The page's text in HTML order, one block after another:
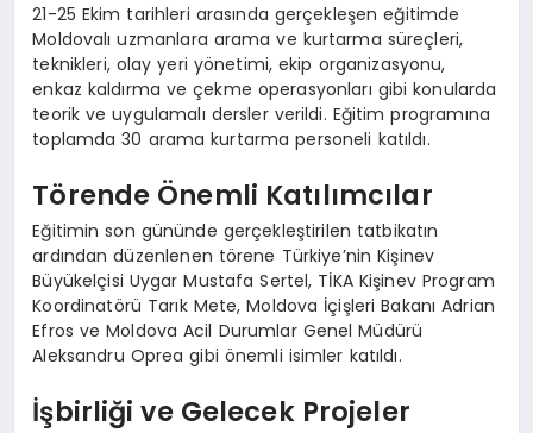
21-25 Ekim tarihleri arasında gerçekleşen eğitimde
Moldovalı uzmanlara arama ve kurtarma süreçleri,
teknikleri, olay yeri yönetimi, ekip organizasyonu,
enkaz kaldırma ve çekme operasyonları gibi konularda
teorik ve uygulamalı dersler verildi. Eğitim programına
toplamda 30 arama kurtarma personeli katıldı.
Törende Önemli Katılımcılar
Eğitimin son gününde gerçekleştirilen tatbikatın
ardından düzenlenen törene Türkiye’nin Kişinev
Büyükelçisi Uygar Mustafa Sertel, TİKA Kişinev Program
Koordinatörü Tarık Mete, Moldova İçişleri Bakanı Adrian
Efros ve Moldova Acil Durumlar Genel Müdürü
Aleksandru Oprea gibi önemli isimler katıldı.
İşbirliği ve Gelecek Projeler